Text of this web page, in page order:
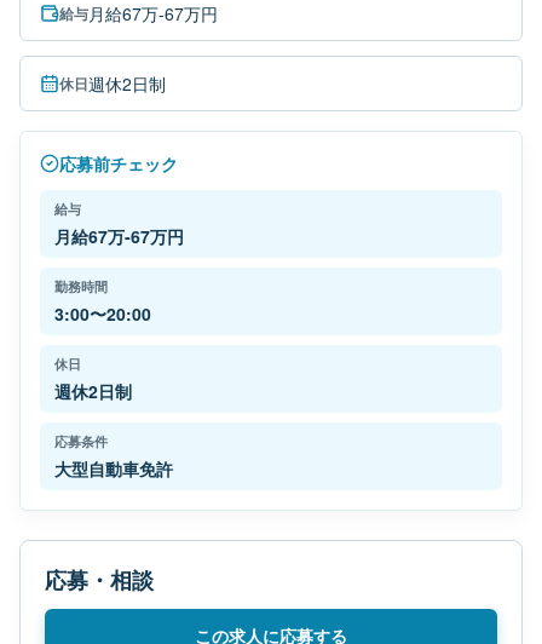
給与月給67万-67万円
休日週休2日制
応募前チェック
給与
月給67万-67万円
勤務時間
3:00〜20:00
休日
週休2日制
応募条件
大型自動車免許
応募・相談
この求人に応募する